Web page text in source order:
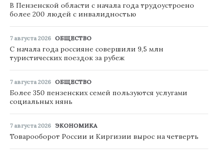
В Пензенской области с начала года трудоустроено
более 200 людей с инвалидностью
7 августа 2026 ОБЩЕСТВО
С начала года россияне совершили 9,5 млн
туристических поездок за рубеж
7 августа 2026 ОБЩЕСТВО
Более 350 пензенских семей пользуются услугами
социальных нянь
7 августа 2026 ЭКОНОМИКА
Товарооборот России и Киргизии вырос на четверть